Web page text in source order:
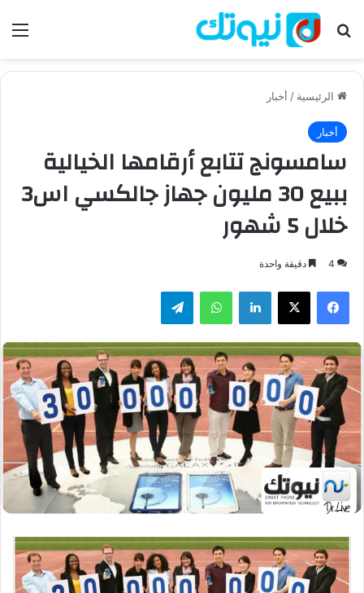
بحث عن
الرئيسية / أخبار
أخبار
سامسونج تتابع أرقامها الخيالية
ببيع 30 مليون جهاز جالكسي اس3
خلال 5 شهور
4 دقيقة واحدة
فيسبوك لينكدإن واتساب